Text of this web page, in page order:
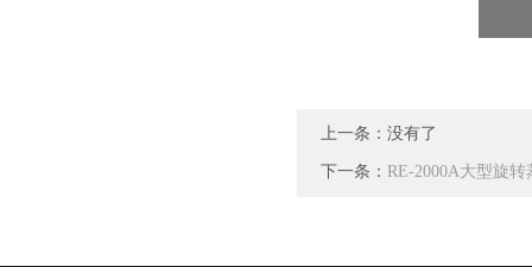
上一条：没有了
下一条： RE-2000A大型旋转